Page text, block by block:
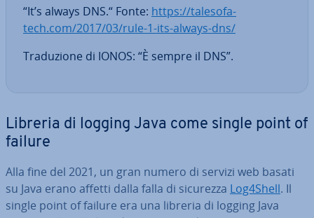
“It’s always DNS.“ Fonte: https://ta­le­so­fa­
tech.com/2017/03/rule-1-its-always-dns/
Tra­du­zio­ne di IONOS: “È sempre il DNS”.
Libreria di logging Java come single point of
failure
Alla fine del 2021, un gran numero di servizi web basati
su Java erano affetti dalla falla di sicurezza Log4Shell. Il
single point of failure era una libreria di logging Java